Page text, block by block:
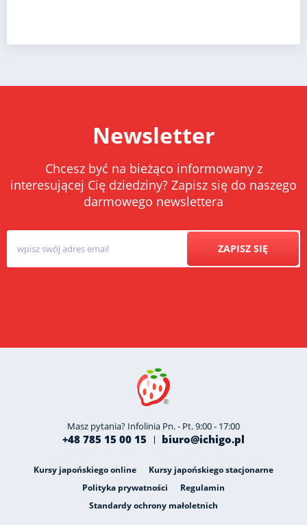
Newsletter
Chcesz być na bieżąco informowany z
interesującej Cię dziedziny? Zapisz się do naszego
darmowego newslettera
ZAPISZ SIĘ
Masz pytania? Infolinia Pn. - Pt. 9:00 - 17:00
+48 785 15 00 15 biuro@ichigo.pl
Kursy japońskiego online
Kursy japońskiego stacjonarne
Polityka prywatności
Regulamin
Standardy ochrony małoletnich